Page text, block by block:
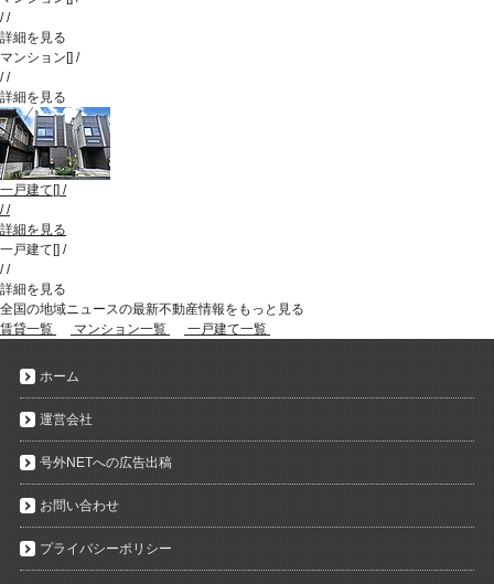
//
詳細を見る
マンション[] /
//
詳細を見る
一戸建て[] /
//
詳細を見る
一戸建て[] /
//
詳細を見る
全国の地域ニュースの最新不動産情報をもっと見る
賃貸一覧
マンション一覧 一戸建て一覧
ホーム
運営会社
号外NETへの広告出稿
お問い合わせ
プライバシーポリシー